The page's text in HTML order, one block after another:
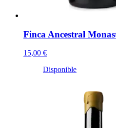
Finca Ancestral
15,00 €
Disponible